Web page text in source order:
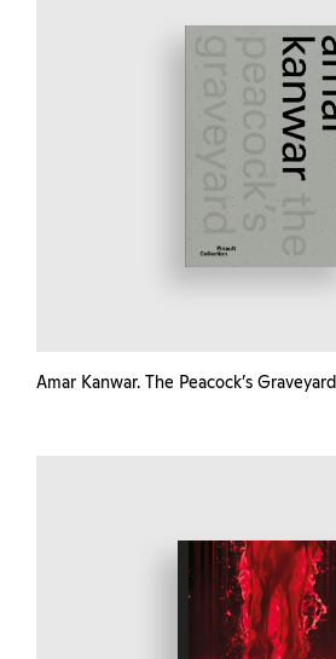
Amar Kanwar. The Peacock’s Graveyard